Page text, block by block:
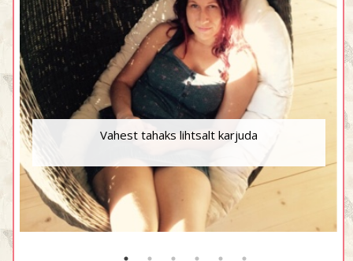
Vahest tahaks lihtsalt karjuda